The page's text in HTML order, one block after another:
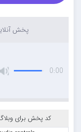
پخش
0:00
کد پخش برای